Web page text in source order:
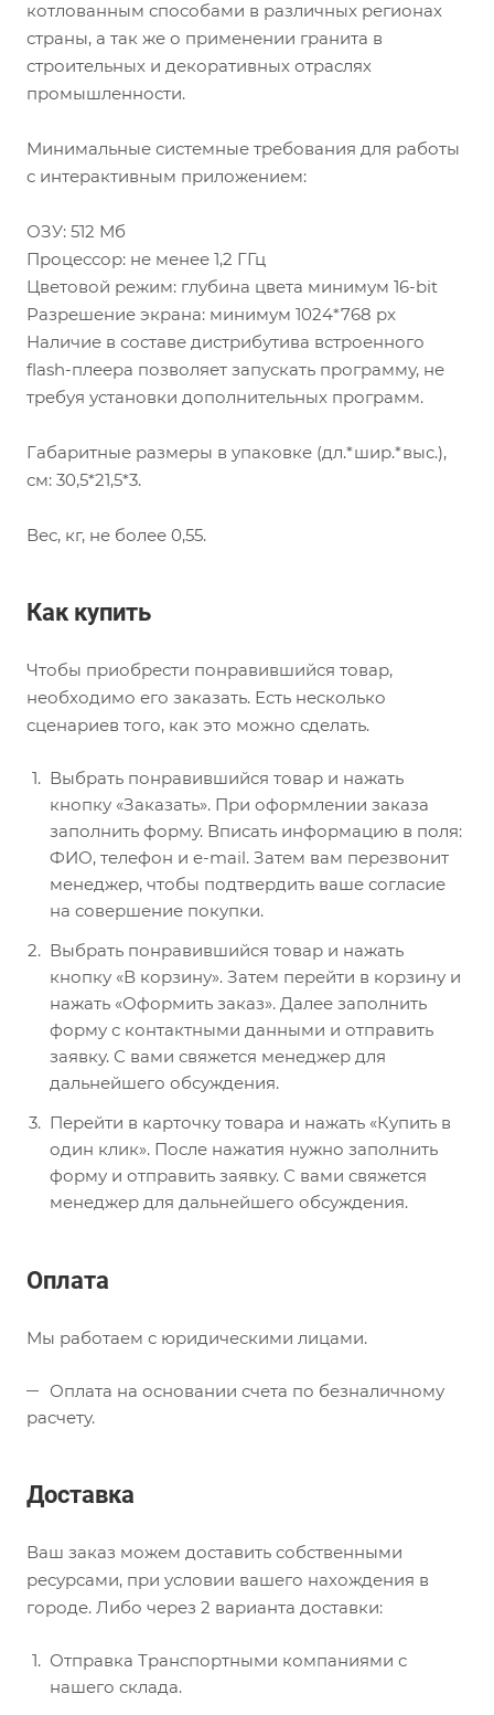
котлованным способами в различных регионах
страны, а так же о применении гранита в
строительных и декоративных отраслях
промышленности.
Минимальные системные требования для работы
с интерактивным приложением:
ОЗУ: 512 Мб
Процессор: не менее 1,2 ГГц
Цветовой режим: глубина цвета минимум 16-bit
Разрешение экрана: минимум 1024*768 px
Наличие в составе дистрибутива встроенного
flash-плеера позволяет запускать программу, не
требуя установки дополнительных программ.
Габаритные размеры в упаковке (дл.*шир.*выс.),
см: 30,5*21,5*3.
Вес, кг, не более 0,55.
Как купить
Чтобы приобрести понравившийся товар,
необходимо его заказать. Есть несколько
сценариев того, как это можно сделать.
Выбрать понравившийся товар и нажать
кнопку «Заказать». При оформлении заказа
заполнить форму. Вписать информацию в поля:
ФИО, телефон и e-mail. Затем вам перезвонит
менеджер, чтобы подтвердить ваше согласие
на совершение покупки.
Выбрать понравившийся товар и нажать
кнопку «В корзину». Затем перейти в корзину и
нажать «Оформить заказ». Далее заполнить
форму с контактными данными и отправить
заявку. С вами свяжется менеджер для
дальнейшего обсуждения.
Перейти в карточку товара и нажать «Купить в
один клик». После нажатия нужно заполнить
форму и отправить заявку. С вами свяжется
менеджер для дальнейшего обсуждения.
Оплата
Мы работаем с юридическими лицами.
Оплата на основании счета по безналичному
расчету.
Доставка
Ваш заказ можем доставить собственными
ресурсами, при условии вашего нахождения в
городе. Либо через 2 варианта доставки:
Отправка Транспортными компаниями с
нашего склада.